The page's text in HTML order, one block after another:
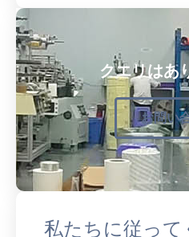
クエリはあ
お問い
私たちに従って